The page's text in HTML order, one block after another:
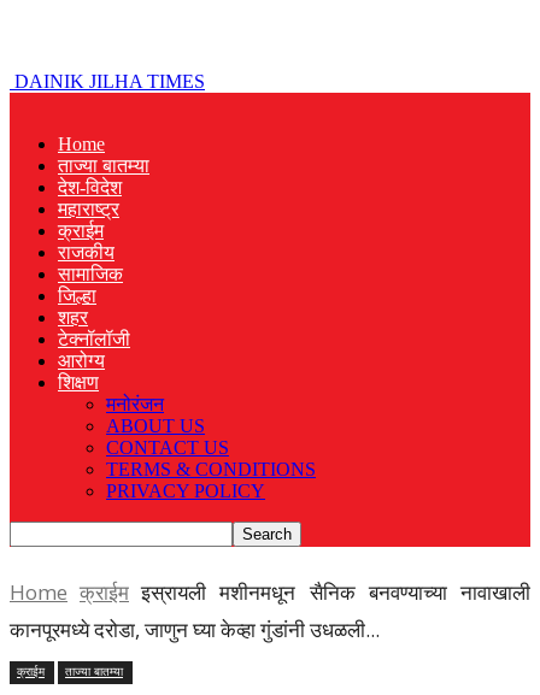
DAINIK JILHA TIMES
Home
ताज्या बातम्या
देश-विदेश
महाराष्ट्र
क्राईम
राजकीय
सामाजिक
जिल्हा
शहर
टेक्नॉलॉजी
आरोग्य
शिक्षण
मनोरंजन
ABOUT US
CONTACT US
TERMS & CONDITIONS
PRIVACY POLICY
Home क्राईम इस्रायली मशीनमधून सैनिक बनवण्याच्या नावाखाली
कानपूरमध्ये दरोडा, जाणुन घ्या केव्हा गुंडांनी उधळली...
क्राईम ताज्या बातम्या